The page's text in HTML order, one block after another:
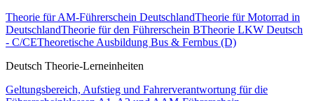
Theorie für AM-Führerschein DeutschlandTheorie für Motorrad in
DeutschlandTheorie für den Führerschein BTheorie LKW Deutsch
- C/CETheoretische Ausbildung Bus & Fernbus (D)
Deutsch Theorie-Lerneinheiten
Geltungsbereich, Aufstieg und Fahrerverantwortung für die